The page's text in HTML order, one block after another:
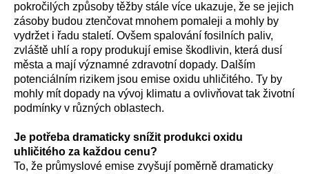
pokročilých způsoby těžby stále více ukazuje, že se jejich
zásoby budou ztenčovat mnohem pomaleji a mohly by
vydržet i řadu staletí. Ovšem spalování fosilních paliv,
zvláště uhlí a ropy produkují emise škodlivin, která dusí
města a mají významné zdravotní dopady. Dalším
potenciálním rizikem jsou emise oxidu uhličitého. Ty by
mohly mít dopady na vývoj klimatu a ovlivňovat tak životní
podmínky v různých oblastech.
Je potřeba dramaticky snížit produkci oxidu
uhličitého za každou cenu?
To, že průmyslové emise zvyšují poměrně dramaticky